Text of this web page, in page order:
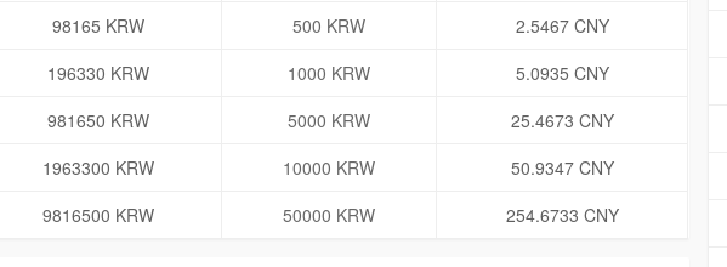
98165 KRW 500 KRW
2.5467 CNY
196330 KRW 1000 KRW
5.0935 CNY
981650 KRW 5000 KRW
25.4673 CNY
1963300 KRW 10000 KRW
50.9347 CNY
9816500 KRW 50000 KRW 254.6733 CNY